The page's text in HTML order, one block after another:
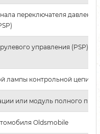
переключателя давления
управления (PSP)
лампы контрольной цепи
или модуль полного
Oldsmobile